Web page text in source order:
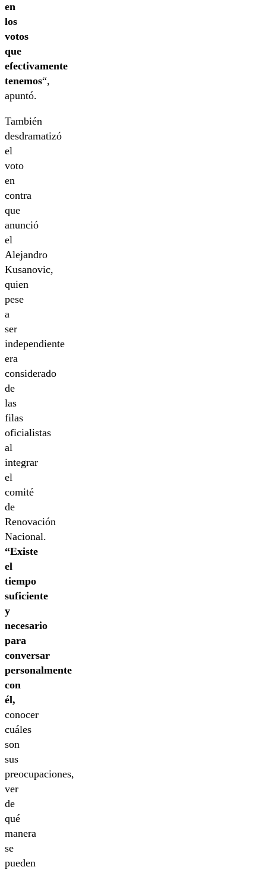
en
los
votos
que
efectivamente
tenemos“,
apuntó.
También
desdramatizó
el
voto
en
contra
que
anunció
el
Alejandro
Kusanovic,
quien
pese
a
ser
independiente
era
considerado
de
las
filas
oficialistas
al
integrar
el
comité
de
Renovación
Nacional.
“Existe
el
tiempo
suficiente
y
necesario
para
conversar
personalmente
con
él,
conocer
cuáles
son
sus
preocupaciones,
ver
de
qué
manera
se
pueden